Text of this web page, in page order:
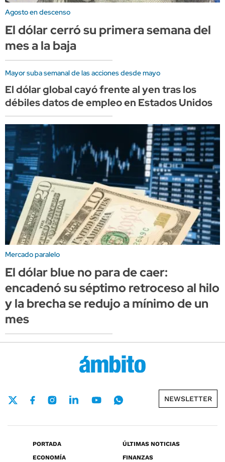
Agosto en descenso
El dólar cerró su primera semana del
mes a la baja
Mayor suba semanal de las acciones desde mayo
El dólar global cayó frente al yen tras los
débiles datos de empleo en Estados Unidos
Mercado paralelo
El dólar blue no para de caer:
encadenó su séptimo retroceso al hilo
y la brecha se redujo a mínimo de un
mes
NEWSLETTER
PORTADA
ÚLTIMAS NOTICIAS
ECONOMÍA
FINANZAS